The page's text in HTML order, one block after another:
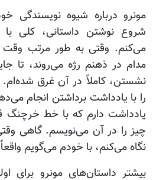
مونرو درباره شیوه
شروع نوشتن داستانی، کلی
می‌کنم. وقتی به طور مرتب وقت
مدام در ذهنم رژه می‌روند، تا
نشستن، کاملاً در آن غرق
را با یادداشت برداشتن انجام
یادداشت دارم که با خط خرچنگ
چیز را در آن می‌نویسم. گاهی
نگاه می‌کنم، با خودم می‌گویم
بیشتر داستان‌های مونرو برای